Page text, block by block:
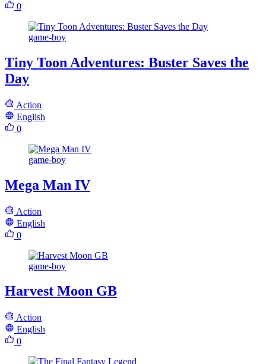
0
game-boy
Tiny Toon Adventures: Buster Saves the
Day
Action
English
0
game-boy
Mega Man IV
Action
English
0
game-boy
Harvest Moon GB
Action
English
0